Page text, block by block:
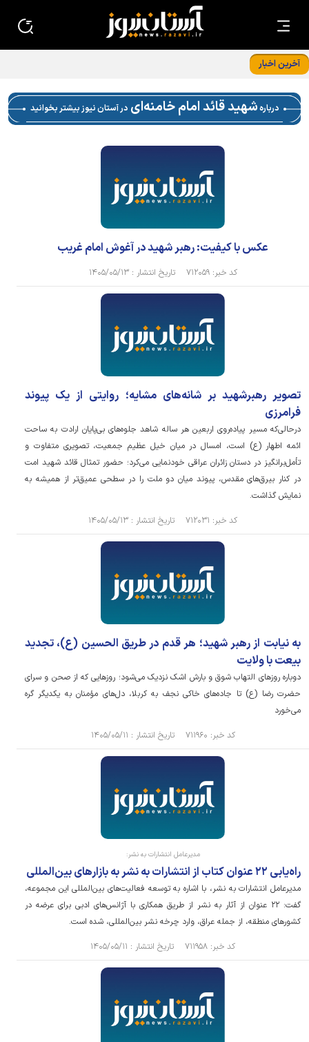
آخرین اخبار
دربارهشهید قائد امام خامنه‌ای در آستان نیوز بیشتر بخوانید
عکس با کیفیت: رهبر شهید در آغوش امام غریب
کد خبر: ۷۱۲۰۵۹ تاریخ انتشار : ۱۴۰۵/۰۵/۱۳
تصویر رهبرشهید بر شانه‌های مشایه؛ روایتی از یک پیوند
فرامرزی
درحالی‌که مسیر پیاده‌روی اربعین هر ساله شاهد جلوه‌های بی‌پایان ارادت به ساحت
ائمه اطهار (ع) است، امسال در میان خیل عظیم جمعیت، تصویری متفاوت و
تأمل‌برانگیز در دستان زائران عراقی خودنمایی می‌کرد؛ حضور تمثال قائد شهید امت
در کنار بیرق‌های مقدس، پیوند میان دو ملت را در سطحی عمیق‌تر از همیشه به
نمایش گذاشت.
کد خبر: ۷۱۲۰۳۱ تاریخ انتشار : ۱۴۰۵/۰۵/۱۳
‏به نیابت از رهبر شهید؛ هر قدم در طریق الحسین (ع)، تجدید
بیعت با ولایت
دوباره روز‌های التهاب شوق و بارش اشک نزدیک می‌شود؛ روز‌هایی که از صحن و سرای
حضرت رضا (ع) تا جاده‌های خاکی نجف به کربلا، دل‌های مؤمنان به یکدیگر گره
می‌خورد
کد خبر: ۷۱۱۹۶۰ تاریخ انتشار : ۱۴۰۵/۰۵/۱۱
مدیرعامل انتشارات به نشر:
راه‌یابی ۲۲ عنوان کتاب از انتشارات به نشر به بازار‌های بین‌المللی
مدیرعامل انتشارات به نشر، با اشاره به توسعه فعالیت‌های بین‌المللی این مجموعه،
گفت: ۲۲ عنوان از آثار به نشر از طریق همکاری با آژانس‌های ادبی برای عرضه در
کشور‌های منطقه، از جمله عراق، وارد چرخه نشر بین‌المللی، شده است.
کد خبر: ۷۱۱۹۵۸ تاریخ انتشار : ۱۴۰۵/۰۵/۱۱